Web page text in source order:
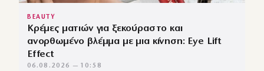
BEAUTY
Κρέμες ματιών για ξεκούραστο και
ανορθωμένο βλέμμα με μια κίνηση: Eye Lift
Effect
06.08.2026 — 10:58